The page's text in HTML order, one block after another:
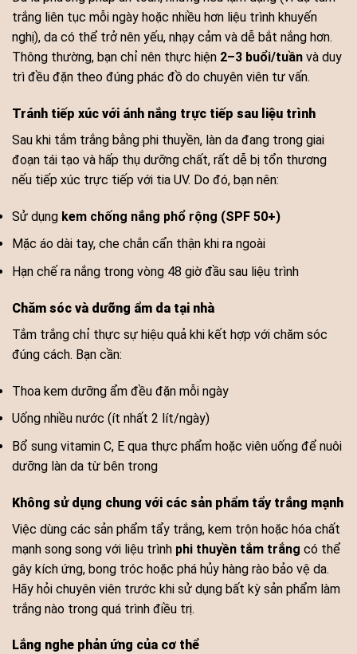
trắng liên tục mỗi ngày hoặc nhiều hơn liệu trình khuyến
nghị), da có thể trở nên yếu, nhạy cảm và dễ bắt nắng hơn.
Thông thường, bạn chỉ nên thực hiện 2–3 buổi/tuần và duy
trì đều đặn theo đúng phác đồ do chuyên viên tư vấn.
Tránh tiếp xúc với ánh nắng trực tiếp sau liệu trình
Sau khi tắm trắng bằng phi thuyền, làn da đang trong giai
đoạn tái tạo và hấp thụ dưỡng chất, rất dễ bị tổn thương
nếu tiếp xúc trực tiếp với tia UV. Do đó, bạn nên:
Sử dụng kem chống nắng phổ rộng (SPF 50+)
Mặc áo dài tay, che chắn cẩn thận khi ra ngoài
Hạn chế ra nắng trong vòng 48 giờ đầu sau liệu trình
Chăm sóc và dưỡng ẩm da tại nhà
Tắm trắng chỉ thực sự hiệu quả khi kết hợp với chăm sóc
đúng cách. Bạn cần:
Thoa kem dưỡng ẩm đều đặn mỗi ngày
Uống nhiều nước (ít nhất 2 lít/ngày)
Bổ sung vitamin C, E qua thực phẩm hoặc viên uống để nuôi
dưỡng làn da từ bên trong
Không sử dụng chung với các sản phẩm tẩy trắng mạnh
Việc dùng các sản phẩm tẩy trắng, kem trộn hoặc hóa chất
mạnh song song với liệu trình phi thuyền tắm trắng có thể
gây kích ứng, bong tróc hoặc phá hủy hàng rào bảo vệ da.
Hãy hỏi chuyên viên trước khi sử dụng bất kỳ sản phẩm làm
trắng nào trong quá trình điều trị.
Lắng nghe phản ứng của cơ thể